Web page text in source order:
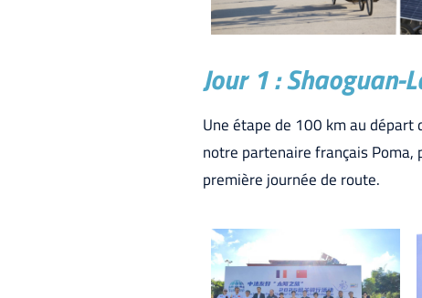
Jour 1 : Shaoguan-
Une étape de 100 km au départ
notre partenaire français Poma,
première journée de route.